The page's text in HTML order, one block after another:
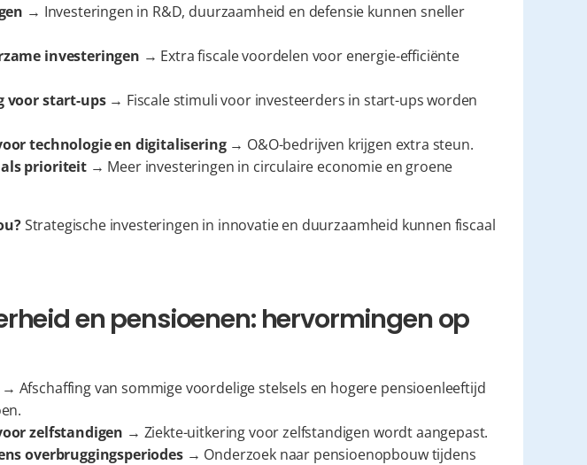
→ Investeringen in R&D, duurzaamheid en defensie kunnen sneller
investeringen → Extra fiscale voordelen voor energie-efficiënte
voor start-ups → Fiscale stimuli voor investeerders in start-ups worden
technologie en digitalisering → O&O-bedrijven krijgen extra steun.
als prioriteit → Meer investeringen in circulaire economie en groene
Strategische investeringen in innovatie en duurzaamheid kunnen fiscaal
en pensioenen: hervormingen op
→ Afschaffing van sommige voordelige stelsels en hogere pensioenleeftijd
zelfstandigen → Ziekte-uitkering voor zelfstandigen wordt aangepast.
overbruggingsperiodes → Onderzoek naar pensioenopbouw tijdens